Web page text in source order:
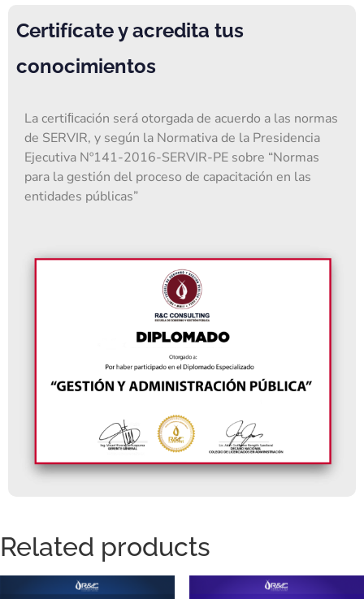
Certifícate y acredita tus
conocimientos
La certiﬁcación será otorgada de acuerdo a las normas
de SERVIR, y según la Normativa de la Presidencia
Ejecutiva Nº141-2016-SERVIR-PE sobre “Normas
para la gestión del proceso de capacitación en las
entidades públicas”
Related products